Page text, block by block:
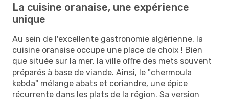
La cuisine oranaise, une expérience
unique
Au sein de l'excellente gastronomie algérienne, la
cuisine oranaise occupe une place de choix ! Bien
que située sur la mer, la ville offre des mets souvent
préparés à base de viande. Ainsi, le "chermoula
kebda" mélange abats et coriandre, une épice
récurrente dans les plats de la région. Sa version